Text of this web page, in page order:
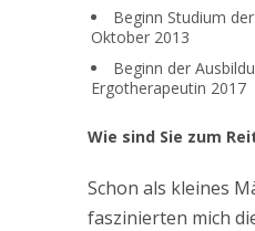
Beginn Studium
Oktober 2013
Beginn der
Ergotherapeutin 2017
Wie sind Sie zum
Schon als kleines
faszinierten mich